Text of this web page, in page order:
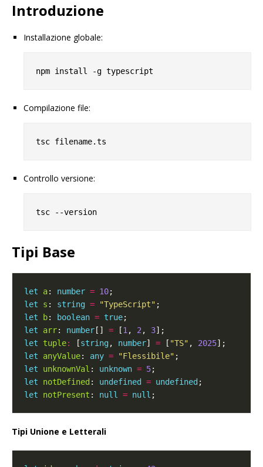
Introduzione
Installazione globale:
Compilazione file:
Controllo versione:
Tipi Base
let a: number = 10
let
s : string = "TypeScript"
let
b: boolean = true
let
arr: number [] = [1 , 2 , 3
let
tuple: [string, number] = [ "TS" , 2025
let
anyValue: any = "Flessibile"
let
unknownVal : unknown = 5
let
notDefined : undefined = undefined
let
notPresent : null = null
Tipi Unione e Letterali